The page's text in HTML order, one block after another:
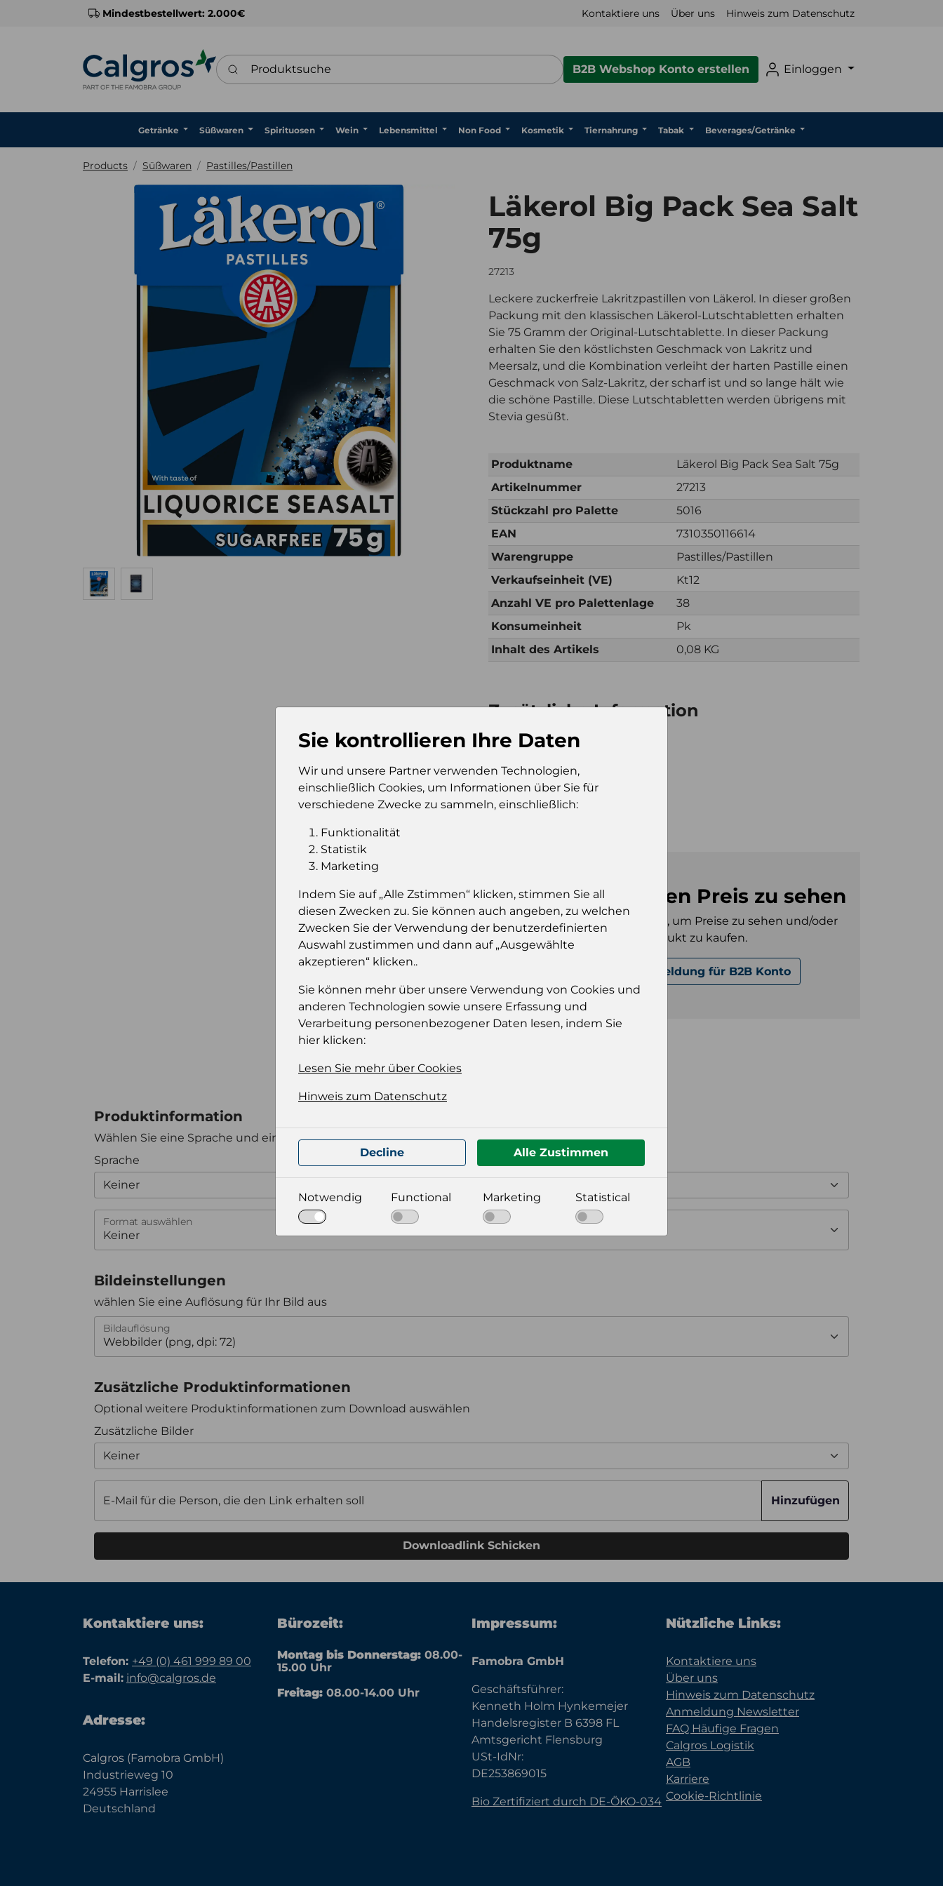
Mindestbestellwert: 2.000€ Kontaktiere uns Über uns Hinweis zum Datenschutz
Produktsuche
B2B Webshop Konto erstellen Einloggen
Getränke Süßwaren Spirituosen Wein Lebensmittel Non Food Kosmetik Tiernahrung Tabak Beverages/Getränke
Products Süßwaren Pastilles/Pastillen
Läkerol Big Pack Sea Salt
75g
27213
Leckere zuckerfreie Lakritzpastillen von Läkerol. In dieser großen
Packung mit den klassischen Läkerol-Lutschtabletten erhalten
Sie 75 Gramm der Original-Lutschtablette. In dieser Packung
erhalten Sie den köstlichsten Geschmack von Lakritz und
Meersalz, und die Kombination verleiht der harten Pastille einen
Geschmack von Salz-Lakritz, der scharf ist und so lange hält wie
die schöne Pastille. Diese Lutschtabletten werden übrigens mit
Stevia gesüßt.
Produktname
Läkerol Big Pack Sea Salt 75g
Artikelnummer
27213
Stückzahl pro Palette
5016
EAN
7310350116614
Warengruppe
Pastilles/Pastillen
Verkaufseinheit (VE)
Kt12
Anzahl VE pro Palettenlage
38
Konsumeinheit
Pk
Inhalt des Artikels
0,08 KG
Zusätzliche Information
Verkaufseinheit (VE)
Palette
Konsumeinheit
Stückzahl pro
Einloggen um den Preis zu sehen
Sie müssen eingeloggt sein, um Preise zu sehen und/oder
dieses Produkt zu kaufen.
Anmeldung für B2B Konto
Produktinformation
Wählen Sie eine Sprache und ein Format für Ihre Produktdatei aus
Sprache
Keiner
Format auswählen
Bildeinstellungen
wählen Sie eine Auflösung für Ihr Bild aus
Bildauflösung
Zusätzliche Produktinformationen
Optional weitere Produktinformationen zum Download auswählen
Zusätzliche Bilder
Keiner
E-Mail für die Person, die den Link erhalten soll Hinzufügen
Downloadlink Schicken
Kontaktiere uns:
Telefon: +49 (0) 461 999 89 00
E-mail: info@calgros.de
Adresse:
Calgros (Famobra GmbH)
Industrieweg 10
24955 Harrislee
Deutschland
Bürozeit:
Montag bis Donnerstag: 08.00-
15.00 Uhr
Freitag: 08.00-14.00 Uhr
Impressum:
Famobra GmbH
Geschäftsführer:
Kenneth Holm Hynkemejer
Handelsregister B 6398 FL
Amtsgericht Flensburg
USt-IdNr:
DE253869015
Bio Zertifiziert durch DE-ÖKO-034
Nützliche Links:
Kontaktiere uns
Über uns
Hinweis zum Datenschutz
Anmeldung Newsletter
FAQ Häufige Fragen
Calgros Logistik
AGB
Karriere
Cookie-Richtlinie
Sie kontrollieren Ihre Daten
Wir und unsere Partner verwenden Technologien,
einschließlich Cookies, um Informationen über Sie für
verschiedene Zwecke zu sammeln, einschließlich:
Funktionalität
Statistik
Marketing
Indem Sie auf „Alle Zstimmen“ klicken, stimmen Sie all
diesen Zwecken zu. Sie können auch angeben, zu welchen
Zwecken Sie der Verwendung der benutzerdefinierten
Auswahl zustimmen und dann auf „Ausgewählte
akzeptieren“ klicken..
Sie können mehr über unsere Verwendung von Cookies und
anderen Technologien sowie unsere Erfassung und
Verarbeitung personenbezogener Daten lesen, indem Sie
hier klicken:
Lesen Sie mehr über Cookies
Hinweis zum Datenschutz
Decline Alle Zustimmen
Notwendig Functional Marketing Statistical